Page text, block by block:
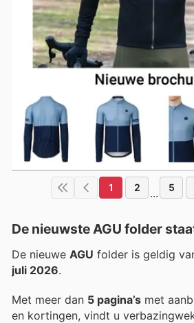
1 2 ... 5
De nieuwste AGU folder
De nieuwe AGU folder is geldig
juli 2026.
Met meer dan 5 pagina’s met
en kortingen, vindt u